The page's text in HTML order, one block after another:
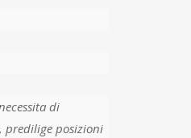
di
predilige posizioni